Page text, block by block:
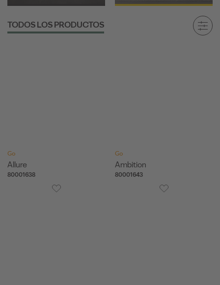
TODOS LOS PRODUCTOS
Go
Allure
80001638
Go
Ambition
80001643